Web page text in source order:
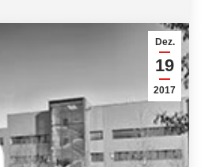
Dez.
19
2017